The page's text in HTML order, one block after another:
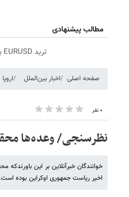
مطالب پیشنهادی
ترید EURUSD با اسپرد از صفر پیپ
صفحه اصلی اخبار بین‌الملل اروپا
۰ نفر
نظرسنجی/ وعده‌ها
خوانندگان خبرآنلاین بر این
اخیر ریاست جمهوری اوکراین بوده است.